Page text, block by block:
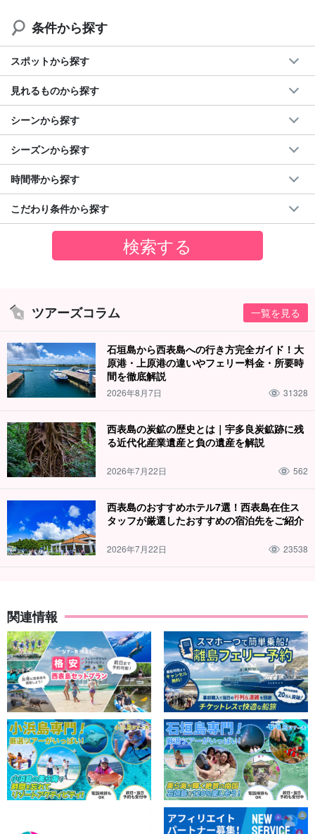
条件から探す
スポットから探す
見れるものから探す
シーンから探す
シーズンから探す
時間帯から探す
こだわり条件から探す
ツアーズコラム 一覧を見る
石垣島から西表島への行き方完全ガイド！大
原港・上原港の違いやフェリー料金・所要時
間を徹底解説
2026年8月7日 31328
西表島の炭鉱の歴史とは｜宇多良炭鉱跡に残
る近代化産業遺産と負の遺産を解説
2026年7月22日 562
西表島のおすすめホテル7選！西表島在住ス
タッフが厳選したおすすめの宿泊先をご紹介
2026年7月22日 23538
関連情報